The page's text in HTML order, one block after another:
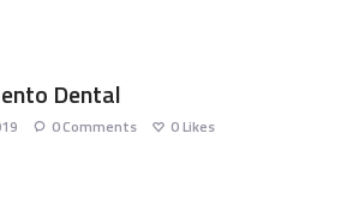
Dental
0Comments 0Likes